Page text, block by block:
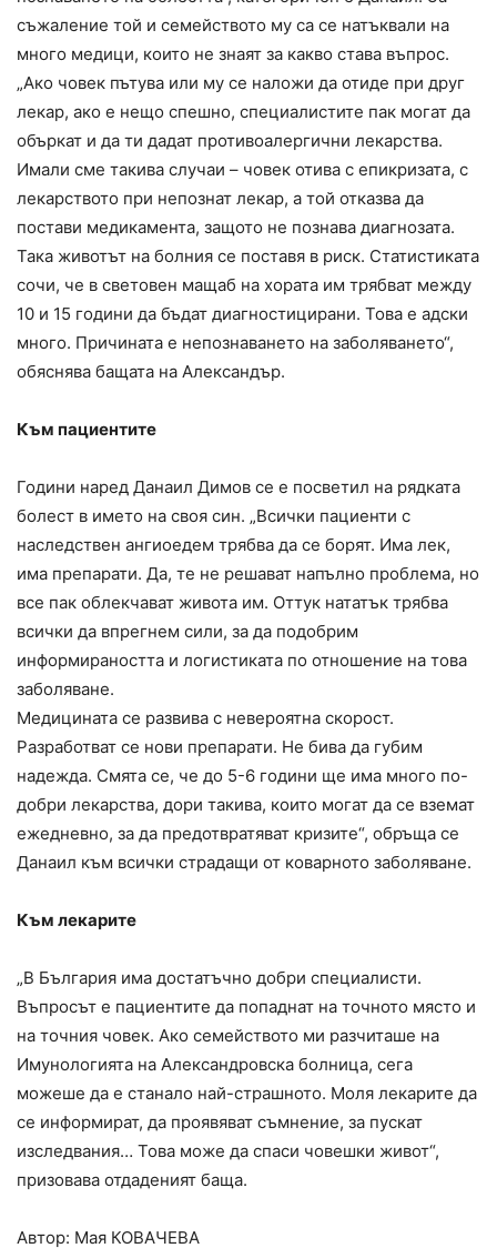
съжаление той и семейството му са се натъквали на
много медици, които не знаят за какво става въпрос.
„Ако човек пътува или му се наложи да отиде при друг
лекар, ако е нещо спешно, специалистите пак могат да
объркат и да ти дадат противоалергични лекарства.
Имали сме такива случаи – човек отива с епикризата, с
лекарството при непознат лекар, а той отказва да
постави медикамента, защото не познава диагнозата.
Така животът на болния се поставя в риск. Статистиката
сочи, че в световен мащаб на хората им трябват между
10 и 15 години да бъдат диагностицирани. Това е адски
много. Причината е непознаването на заболяването“,
обяснява бащата на Александър.
Към пациентите
Години наред Данаил Димов се е посветил на рядката
болест в името на своя син. „Всички пациенти с
наследствен ангиоедем трябва да се борят. Има лек,
има препарати. Да, те не решават напълно проблема, но
все пак облекчават живота им. Оттук нататък трябва
всички да впрегнем сили, за да подобрим
информираността и логистиката по отношение на това
заболяване.
Медицината се развива с невероятна скорост.
Разработват се нови препарати. Не бива да губим
надежда. Смята се, че до 5-6 години ще има много по-
добри лекарства, дори такива, които могат да се вземат
ежедневно, за да предотвратяват кризите“, обръща се
Данаил към всички страдащи от коварното заболяване.
Към лекарите
„В България има достатъчно добри специалисти.
Въпросът е пациентите да попаднат на точното място и
на точния човек. Ако семейството ми разчиташе на
Имунологията на Александровска болница, сега
можеше да е станало най-страшното. Моля лекарите да
се информират, да проявяват съмнение, за пускат
изследвания… Това може да спаси човешки живот“,
призовава отдаденият баща.
Автор: Мая КОВАЧЕВА